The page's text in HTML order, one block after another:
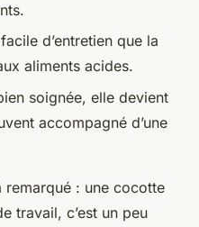
d’entretien que la
aliments acides.
soignée, elle devient
accompagné d’une
remarqué : une cocotte
travail, c’est un peu